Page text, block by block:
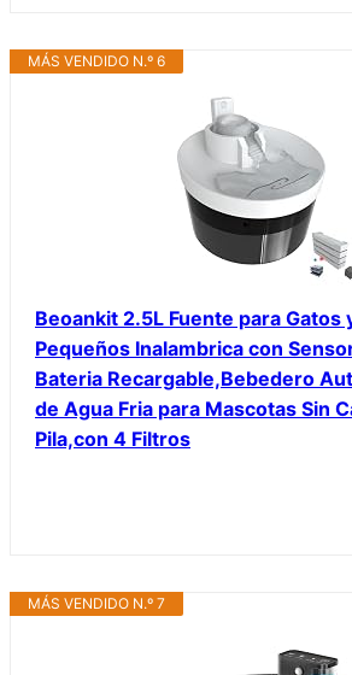
MÁS VENDIDO N.º 6
Beoankit 2.5L Fuente para Gatos
Pequeños Inalambrica con
Bateria Recargable,Bebedero
de Agua Fria para Mascotas Sin
Pila,con 4 Filtros
MÁS VENDIDO N.º 7